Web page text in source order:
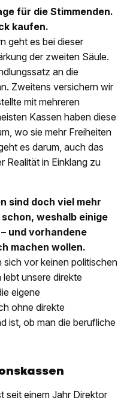
für die Stimmenden.
kaufen.
geht es bei dieser
der zweiten Säule.
an die
Zweitens versichern wir
mit mehreren
Kassen haben diese
wo sie mehr Freiheiten
es darum, auch das
Realität in Einklang zu
sind doch viel mehr
weshalb einige
und vorhandene
machen wollen.
sich vor keinen politischen
unsere direkte
eigene
ohne direkte
ist, ob man die berufliche
seit einem Jahr Direktor